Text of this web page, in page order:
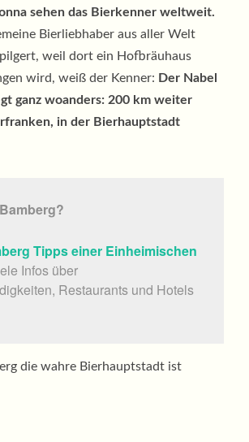
sehen das Bierkenner weltweit.
Bierliebhaber aus aller Welt
weil dort ein Hofbräuhaus
wird, weiß der Kenner: Der Nabel
ganz woanders: 200 km weiter
in der Bierhauptstadt
Tipps einer Einheimischen
Infos über
Restaurants und Hotels